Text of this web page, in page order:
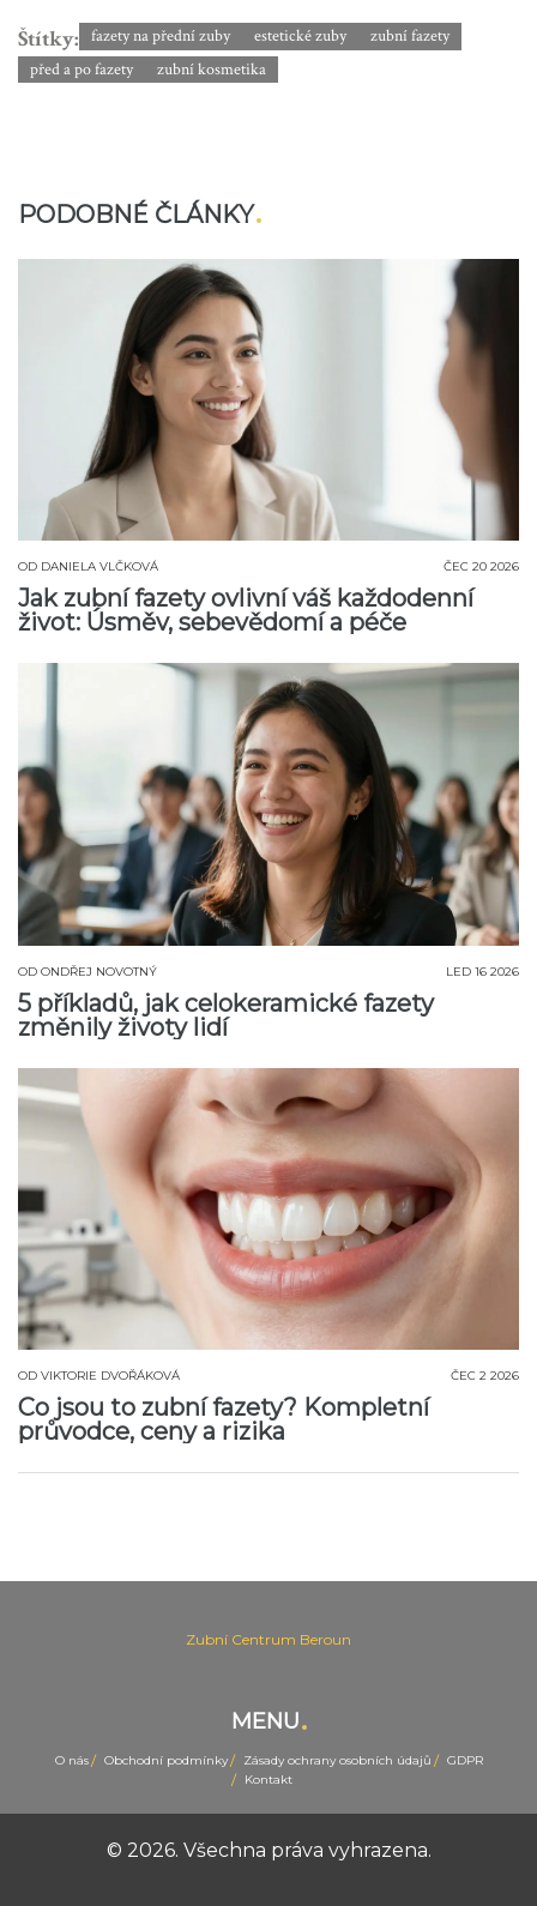
Štítky: fazety na přední zuby estetické zuby
zubní fazety
před a po fazety
zubní kosmetika
PODOBNÉ ČLÁNKY
OD DANIELA VLČKOVÁ ČEC 20 2026
Jak zubní fazety ovlivní váš každodenní
život: Úsměv, sebevědomí a péče
OD ONDŘEJ NOVOTNÝ LED 16 2026
5 příkladů, jak celokeramické fazety
změnily životy lidí
OD VIKTORIE DVOŘÁKOVÁ ČEC 2 2026
Co jsou to zubní fazety? Kompletní
průvodce, ceny a rizika
Zubní Centrum Beroun
MENU
O nás Obchodní podmínky Zásady ochrany osobních údajů
GDPR
Kontakt
© 2026. Všechna práva vyhrazena.